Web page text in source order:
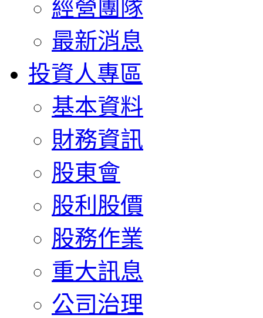
經營團隊
最新消息
投資人專區
基本資料
財務資訊
股東會
股利股價
股務作業
重大訊息
公司治理